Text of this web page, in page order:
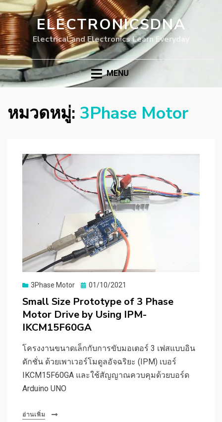
ELECTRONICSDNA
Electrical and Electronics Learn Everyday
MENU
หมวดหมู่: 3Phase Motor
3Phase Motor
Posted
01/10/2021
Small Size Prototype of 3 Phase
Motor Drive by Using IPM-
IKCM15F60GA
โครงงานขนาดเล็กกับการขับมอเตอร์ 3 เฟสแบบอิน
ดักชั่น ด้วยเพาเวอร์โมดูลอัจฉริยะ (IPM) เบอร์
IKCM15F60GA และใช้สัญญาณควบคุมด้วยบอร์ด
Arduino UNO
อ่านเพิ่ม